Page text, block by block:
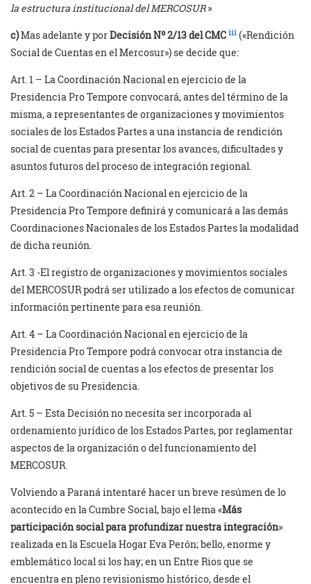
la estructura institucional del MERCOSUR»
c)Mas adelante y porDecisión Nº 2/13 del CMC iii («Rendición
Social de Cuentas en el Mercosur») se decide que:
Art. 1 – La Coordinación Nacional en ejercicio de la
Presidencia Pro Tempore convocará, antes del término de la
misma, a representantes de organizaciones y movimientos
sociales de los Estados Partes a una instancia de rendición
social de cuentas para presentar los avances, dificultades y
asuntos futuros del proceso de integración regional.
Art. 2 – La Coordinación Nacional en ejercicio de la
Presidencia Pro Tempore definirá y comunicará a las demás
Coordinaciones Nacionales de los Estados Partes la modalidad
de dicha reunión.
Art. 3 -El registro de organizaciones y movimientos sociales
del MERCOSUR podrá ser utilizado a los efectos de comunicar
información pertinente para esa reunión.
Art. 4 – La Coordinación Nacional en ejercicio de la
Presidencia Pro Tempore podrá convocar otra instancia de
rendición social de cuentas a los efectos de presentar los
objetivos de su Presidencia.
Art. 5 – Esta Decisión no necesita ser incorporada al
ordenamiento jurídico de los Estados Partes, por reglamentar
aspectos de la organización o del funcionamiento del
MERCOSUR.
Volviendo a Paraná intentaré hacer un breve resúmen de lo
acontecido en la Cumbre Social, bajo el lema «Más
participación social para profundizar nuestra integración»
realizada en la Escuela Hogar Eva Perón; bello, enorme y
emblemático local si los hay; en un Entre Rios que se
encuentra en pleno revisionismo histórico, desde el